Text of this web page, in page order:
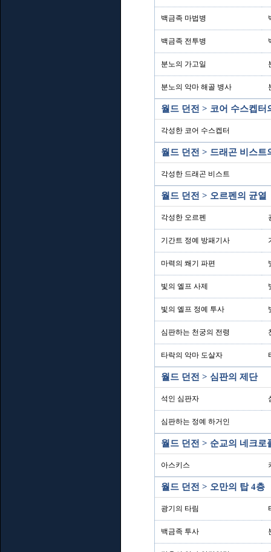
백금족 마법병
백금족 전투병
분노의 가고일
분노의 악마 해골 병사
월드 던전 > 코어 수스켑터
각성한 코어 수스켑터
월드 던전 > 드래곤 비스트
각성한 드래곤 비스트
월드 던전 > 오르펜의 균열
각성한 오르펜
기간트 정예 방패기사
마력의 쐐기 파편
빛의 엘프 사제
빛의 엘프 정예 투사
심판하는 천궁의 전령
타락의 악마 도살자
월드 던전 > 심판의 제단
석인 심판자
심판하는 정예 하거인
월드 던전 > 순교의 네크로
아스키스
월드 던전 > 오만의 탑 4층
광기의 타림
백금족 투사